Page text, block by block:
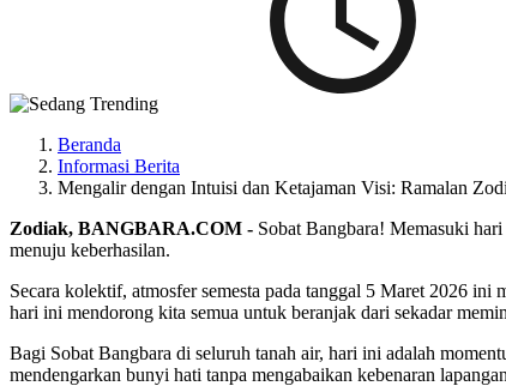
Beranda
Informasi Berita
Mengalir dengan Intuisi dan Ketajaman Visi: Ramalan
Zodiak, BANGBARA.COM - Sobat Bangbara! Memasuki
menuju keberhasilan.
Secara kolektif, atmosfer semesta pada tanggal 5 Maret 2026 ini
hari ini mendorong kita semua untuk beranjak dari sekadar
Bagi Sobat Bangbara di seluruh tanah air, hari ini adalah
mendengarkan bunyi hati tanpa mengabaikan kebenaran